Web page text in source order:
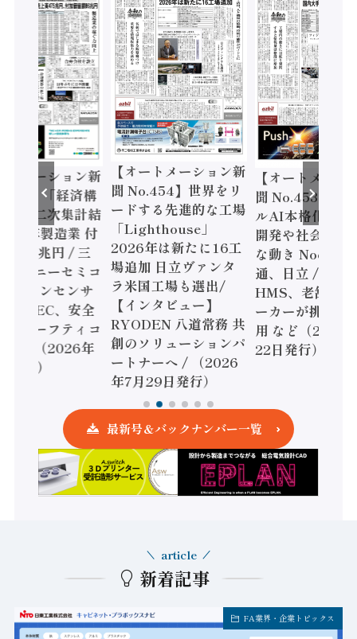
トメーション新
】「経済構
調査二次集計結
年製造業 付
額86兆円 / 三
とソニーセミコ
ジョンセンサ
/ IDEC、安全
すセーフティコ
ーラ（2026年
発行）
【オートメーション新
聞 No.454】世界をリ
ードする先進的な工場
「Lighthouse」
2026年は新たに16工
場追加 日立ヴァンタ
ラ米国工場も選出/
【インタビュー】
RYODEN 八道常務 共
創のソリューションパ
ートナーへ / （2026
年7月29日発行）
【オートメーシ
聞 No.453】フ
ルAI本格化へ
開発や社会実装
な動き Noetra
通、日立 / 兵神
HMS、老舗ポ
ーカーが挑むデ
用 など（2026
22日発行）
最新号＆バックナンバー一覧
新着記事
article
FA業界・企業トピックス